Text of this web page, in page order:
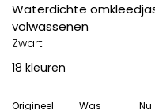
Waterdichte
volwassenen
Zwart
18 kleuren
Origineel Was Nu